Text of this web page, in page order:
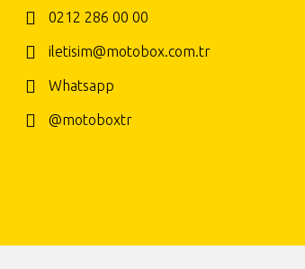
0212 286 00 00
iletisim@motobox.com.tr
Whatsapp
@motoboxtr